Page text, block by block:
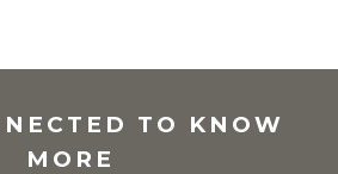
TO KNOW
MORE